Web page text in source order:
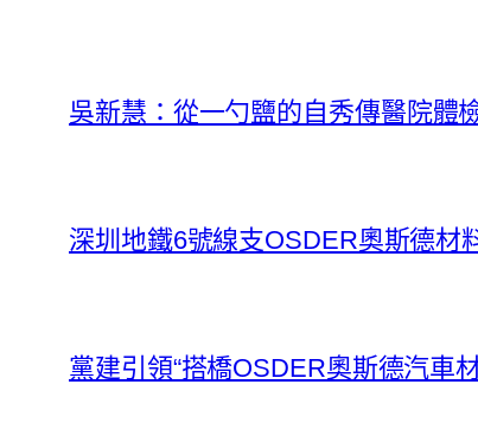
吳新慧：從一勺鹽的自秀傳醫院體
深圳地鐵6號線支OSDER奧斯德材
黨建引領“搭橋OSDER奧斯德汽車